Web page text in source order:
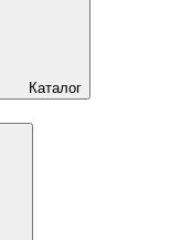
Каталог